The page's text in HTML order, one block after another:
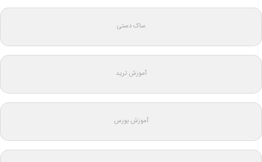
ساک دستی
آموزش ترید
آموزش بورس